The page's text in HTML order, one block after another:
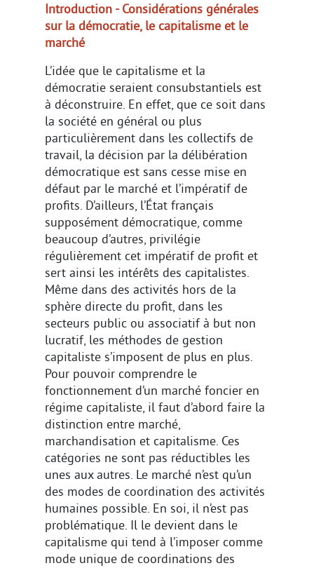
Introduction - Considérations générales
sur la démocratie, le capitalisme et le
marché
L’idée que le capitalisme et la
démocratie seraient consubstantiels est
à déconstruire. En effet, que ce soit dans
la société en général ou plus
particulièrement dans les collectifs de
travail, la décision par la délibération
démocratique est sans cesse mise en
défaut par le marché et l’impératif de
profits. D’ailleurs, l’État français
supposément démocratique, comme
beaucoup d’autres, privilégie
régulièrement cet impératif de profit et
sert ainsi les intérêts des capitalistes.
Même dans des activités hors de la
sphère directe du profit, dans les
secteurs public ou associatif à but non
lucratif, les méthodes de gestion
capitaliste s’imposent de plus en plus.
Pour pouvoir comprendre le
fonctionnement d’un marché foncier en
régime capitaliste, il faut d’abord faire la
distinction entre marché,
marchandisation et capitalisme. Ces
catégories ne sont pas réductibles les
unes aux autres. Le marché n’est qu’un
des modes de coordination des activités
humaines possible. En soi, il n’est pas
problématique. Il le devient dans le
capitalisme qui tend à l’imposer comme
mode unique de coordinations des